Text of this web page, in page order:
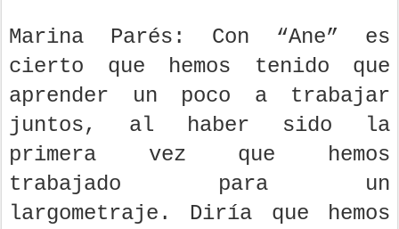
Marina Parés: Con “Ane” es
cierto que hemos tenido que
aprender un poco a trabajar
juntos, al haber sido la
primera vez que hemos
trabajado para un
largometraje. Diría que hemos